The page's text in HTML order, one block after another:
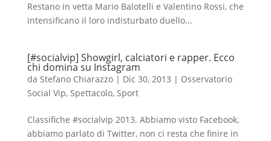
Restano in vetta Mario Balotelli e Valentino Rossi, che
intensificano il loro indisturbato duello...
[#socialvip] Showgirl, calciatori e rapper. Ecco
chi domina su Instagram
da Stefano Chiarazzo| Dic 30, 2013 | Osservatorio
Social Vip, Spettacolo, Sport
Classifiche #socialvip 2013. Abbiamo visto Facebook,
abbiamo parlato di Twitter, non ci resta che finire in